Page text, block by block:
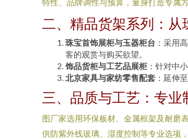
特性、品牌调性与预算，量身打造专属
二、精品货架系列：从
珠宝首饰展柜与玉器柜台 ：采用
客的观赏与购买欲望。
饰品货柜与工艺品展柜 ：针对中
北京家具与家纺零售配套 ：延伸
三、品质与工艺：专
图厂家选用环保板材、金属框架及耐磨
供防紫外线玻璃、湿度控制等专业选项